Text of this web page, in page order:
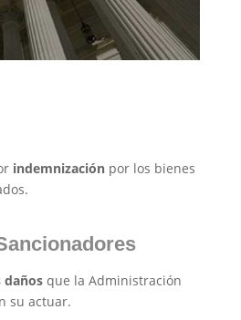
indemnización por los bienes
dañosque la Administración
su actuar.